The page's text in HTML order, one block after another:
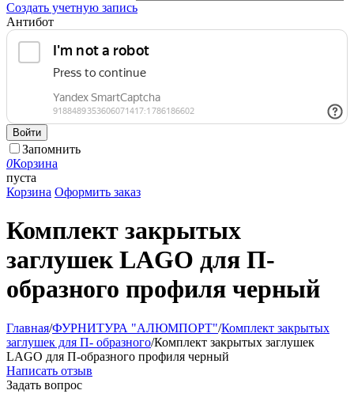
Создать учетную запись
Антибот
Войти
Запомнить
0Корзина
пуста
Корзина Оформить заказ
Комплект закрытых
заглушек LAGO для П-
образного профиля черный
Главная/ФУРНИТУРА "АЛЮМПОРТ"/Комплект закрытых
заглушек для П- образного/Комплект закрытых заглушек
LAGO для П-образного профиля черный
Написать отзыв
Задать вопрос